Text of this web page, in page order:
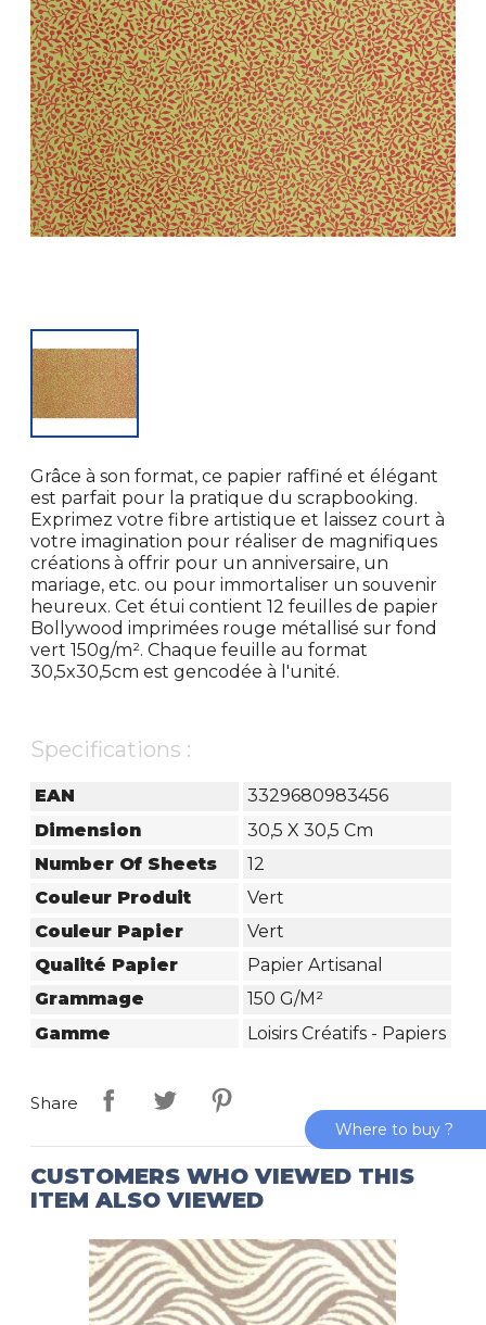
Grâce à son format, ce papier raffiné et élégant
est parfait pour la pratique du scrapbooking.
Exprimez votre fibre artistique et laissez court à
votre imagination pour réaliser de magnifiques
créations à offrir pour un anniversaire, un
mariage, etc. ou pour immortaliser un souvenir
heureux. Cet étui contient 12 feuilles de papier
Bollywood imprimées rouge métallisé sur fond
vert 150g/m². Chaque feuille au format
30,5x30,5cm est gencodée à l'unité.
Specifications :
EAN
3329680983456
Dimension
30,5 X 30,5 Cm
Number Of Sheets
12
Couleur Produit
Vert
Couleur Papier
Vert
Qualité Papier
Papier Artisanal
Grammage
150 G/m²
Gamme
Loisirs Créatifs - Papiers
Share
CUSTOMERS WHO VIEWED THIS
ITEM ALSO VIEWED
Where to buy ?